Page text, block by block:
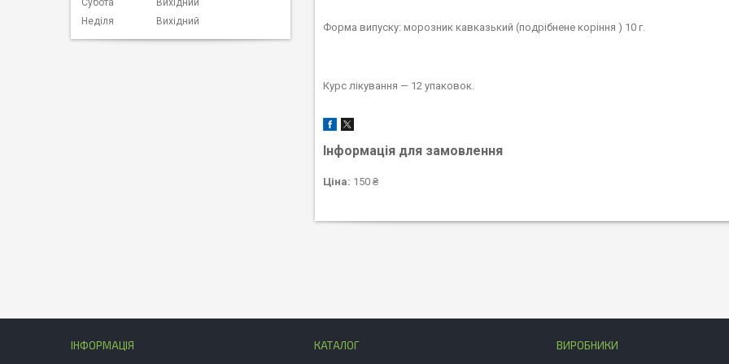
Форма випуску: морозник кавказький (подрібнене коріння ) 10 г.
Курс лікування — 12 упаковок.
Інформація для замовлення
Ціна: 150 ₴
Неділя
Вихідний
ІНФОРМАЦІЯ КАТАЛОГ ВИРОБНИКИ